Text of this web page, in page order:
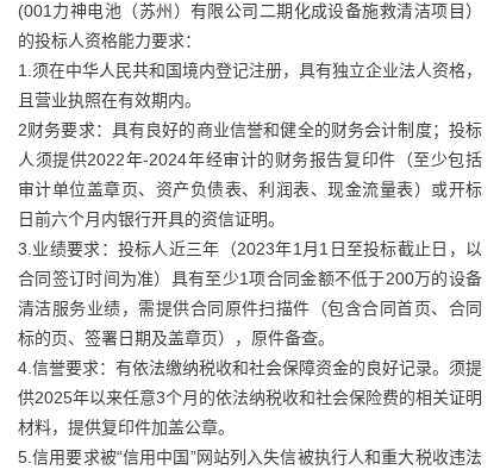
(001力神电池（苏州）有限公司二期化成设备施救清洁项目）
的投标人资格能力要求：
1.须在中华人民共和国境内登记注册，具有独立企业法人资格，
且营业执照在有效期内。
2财务要求：具有良好的商业信誉和健全的财务会计制度；投标
人须提供2022年-2024年经审计的财务报告复印件（至少包括
审计单位盖章页、资产负债表、利润表、现金流量表）或开标
日前六个月内银行开具的资信证明。
3.业绩要求：投标人近三年（2023年1月1日至投标截止日，以
合同签订时间为准）具有至少1项合同金额不低于200万的设备
清洁服务业绩，需提供合同原件扫描件（包含合同首页、合同
标的页、签署日期及盖章页），原件备查。
4.信誉要求：有依法缴纳税收和社会保障资金的良好记录。须提
供2025年以来任意3个月的依法纳税收和社会保险费的相关证明
材料，提供复印件加盖公章。
5.信用要求被“信用中国”网站列入失信被执行人和重大税收违法